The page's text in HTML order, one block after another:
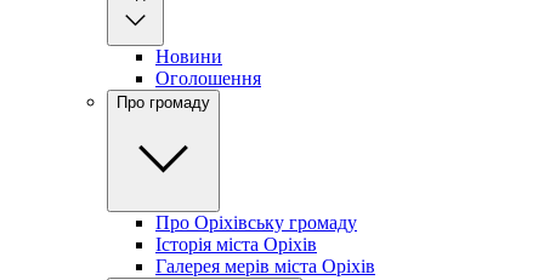
Новини
Оголошення
Про громаду
Про Оріхівську громаду
Історія міста Оріхів
Галерея мерів міста Оріхів